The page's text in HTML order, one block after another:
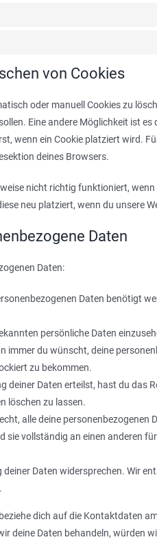
von Cookies
oder manuell Cookies zu
Eine andere Möglichkeit ist
wenn ein Cookie platziert wird.
deines Browsers.
nicht richtig funktioniert,
neu platziert, wenn du unsere
Daten
Daten:
Daten benötigt
persönliche Daten
immer du wünscht, deine
zu bekommen.
deiner Daten erteilst, hast du das
löschen zu lassen.
alle deine personenbezogenen
vollständig an einen anderen
Daten widersprechen. Wir
dich auf die Kontaktdaten
deine Daten behandeln, würden